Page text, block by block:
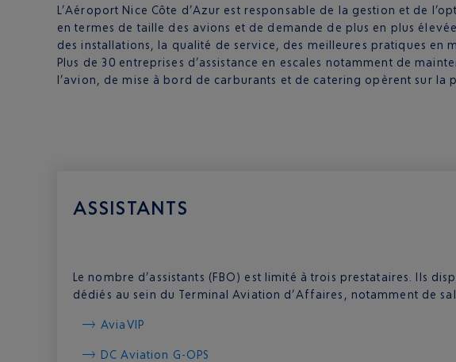
L’Aéroport Nice Côte d’Azur est responsable de la gestion et de
en termes de taille des avions et de demande de plus en plus
des installations, la qualité de service, des meilleures pratiques en
Plus de 30 entreprises d’assistance en escales notamment de
l’avion, de mise à bord de carburants et de catering opèrent sur la
ASSISTANTS
Le nombre d’assistants (FBO) est limité à trois prestataires. Ils
dédiés au sein du Terminal Aviation d’Affaires, notamment de
AviaVIP
DC Aviation G-OPS